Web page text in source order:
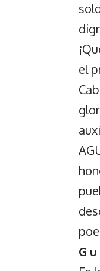
el
G